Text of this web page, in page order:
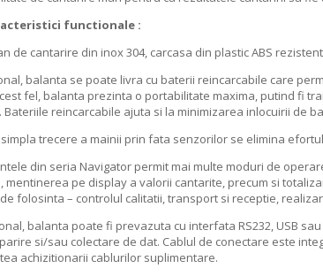
functionale :
cantarire din inox 304, carcasa din plastic ABS
balanta se poate livra cu baterii reincarcabile care
fel, balanta prezinta o portabilitate maxima, putind fi
Bateriile reincarcabile ajuta si la minimizarea inlocuirii de
trecere a mainii prin fata senzorilor se elimina
din seria Navigator permit mai multe moduri de
mentinerea pe display a valorii cantarite, precum si
folosinta – controlul calitatii, transport si receptie,
balanta poate fi prevazuta cu interfata RS232, USB
si/sau colectare de dat. Cablul de conectare este
achizitionarii cablurilor suplimentare.